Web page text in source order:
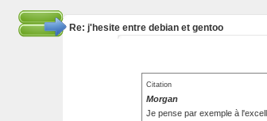
Re: j'hesite entre debian et gentoo
Citation
Morgan
Je pense par exemple à